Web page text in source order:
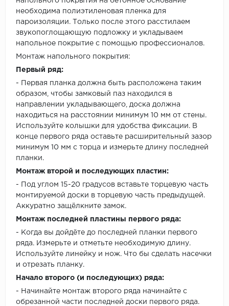
необходима полиэтиленовая пленка для
пароизоляции. Только после этого расстилаем
звукопоглощающую подложку и укладываем
напольное покрытие с помощью профессионалов.
Монтаж напольного покрытия:
Первый ряд:
- Первая планка должна быть расположена таким
образом, чтобы замковый паз находился в
направлении укладывающего, доска должна
находиться на расстоянии минимум 10 мм от стены.
Используйте колышки для удобства фиксации. В
конце первого ряда оставьте расширительный зазор
минимум 10 мм с торца и измерьте длину последней
планки.
Монтаж второй и последующих пластин:
- Под углом 15-20 градусов вставьте торцевую часть
монтируемой доски в торцевую часть предыдущей.
Аккуратно защёлкните замок.
Монтаж последней пластины первого ряда:
- Когда вы дойдёте до последней планки первого
ряда. Измерьте и отметьте необходимую длину.
Используйте линейку и нож. Что бы сделать насечки
и отрезать планку.
Начало второго (и последующих) ряда:
- Начинайте монтаж второго ряда начинайте с
обрезанной части последней доски первого ряда.